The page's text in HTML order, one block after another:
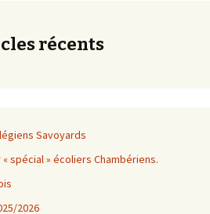
récents
Savoyards
spécial » écoliers Chambériens.
2026